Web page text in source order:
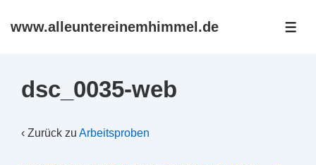
Zumwww.alleuntereinemhimmel.de
dsc_0035-web
‹ Zurück zu Arbeitsproben